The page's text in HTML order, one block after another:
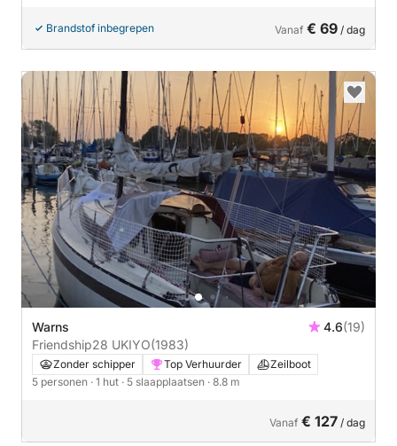
Brandstof inbegrepen Vanaf € 69 / dag
Warns 4.6(19)
Friendship28 UKIYO(1983)
Zonder schipper Top Verhuurder
Zeilboot
5 personen · 1 hut · 5 slaapplaatsen · 8.8 m
Vanaf € 127 / dag